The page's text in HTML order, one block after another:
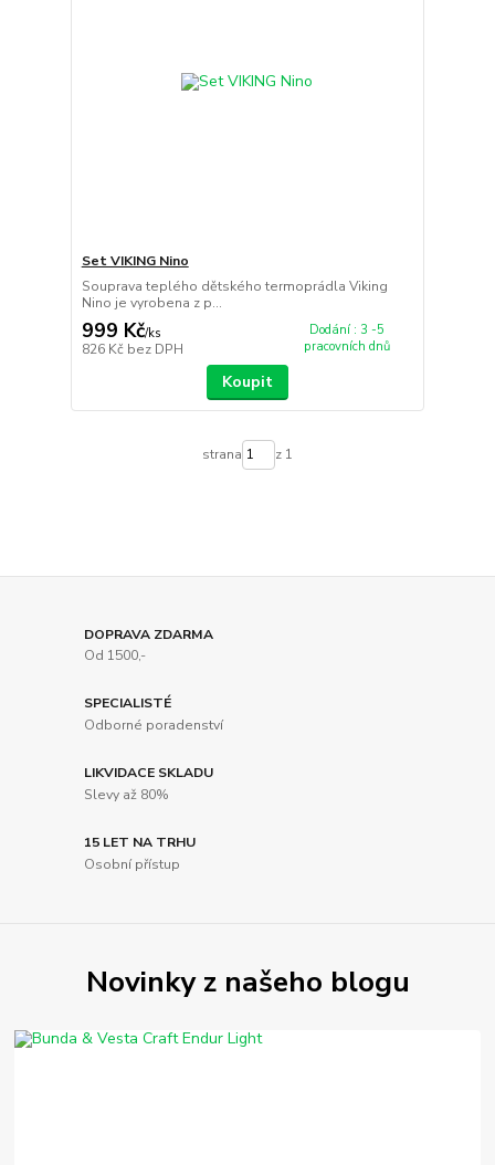
Set VIKING Nino
Souprava teplého dětského termoprádla Viking
Nino je vyrobena z p...
999 Kč/ks
826 Kč bez DPH
Dodání : 3 -5
pracovních dnů
Koupit
strana z 1
DOPRAVA ZDARMA
Od 1500,-
SPECIALISTÉ
Odborné poradenství
LIKVIDACE SKLADU
Slevy až 80%
15 LET NA TRHU
Osobní přístup
Novinky z našeho blogu